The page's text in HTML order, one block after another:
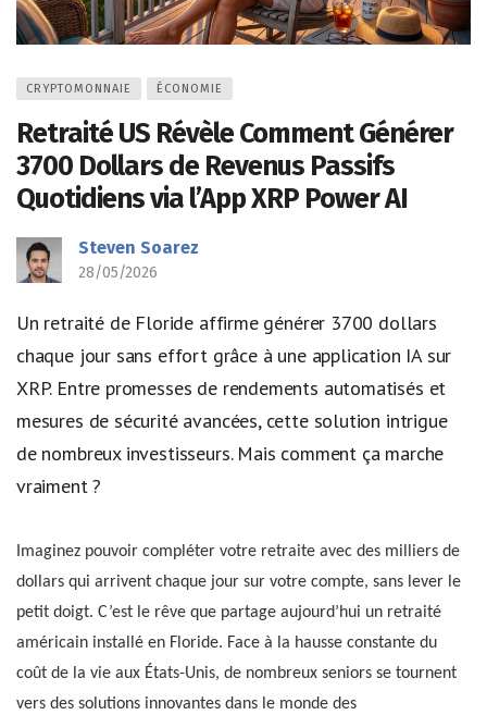
CRYPTOMONNAIE ÉCONOMIE
Retraité US Révèle Comment Générer
3700 Dollars de Revenus Passifs
Quotidiens via l’App XRP Power AI
Steven Soarez
28/05/2026
Un retraité de Floride affirme générer 3700 dollars
chaque jour sans effort grâce à une application IA sur
XRP. Entre promesses de rendements automatisés et
mesures de sécurité avancées, cette solution intrigue
de nombreux investisseurs. Mais comment ça marche
vraiment ?
Imaginez pouvoir compléter votre retraite avec des milliers de
dollars qui arrivent chaque jour sur votre compte, sans lever le
petit doigt. C’est le rêve que partage aujourd’hui un retraité
américain installé en Floride. Face à la hausse constante du
coût de la vie aux États-Unis, de nombreux seniors se tournent
vers des solutions innovantes dans le monde des